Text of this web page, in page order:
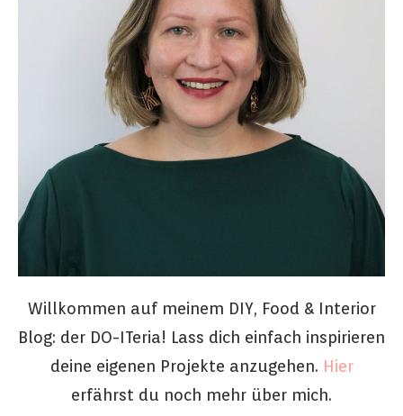
Willkommen auf meinem DIY, Food & Interior
Blog: der DO-ITeria! Lass dich einfach inspirieren
deine eigenen Projekte anzugehen. Hier
erfährst du noch mehr über mich.